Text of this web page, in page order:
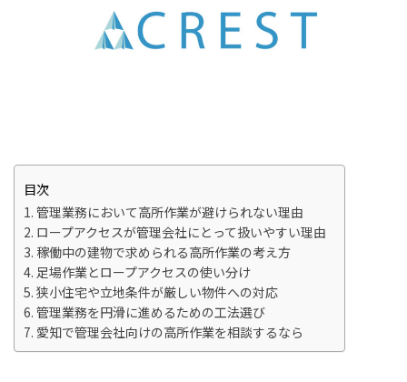
目次
管理業務において高所作業が避けられない理由
ロープアクセスが管理会社にとって扱いやすい理由
稼働中の建物で求められる高所作業の考え方
足場作業とロープアクセスの使い分け
狭小住宅や立地条件が厳しい物件への対応
管理業務を円滑に進めるための工法選び
愛知で管理会社向けの高所作業を相談するなら